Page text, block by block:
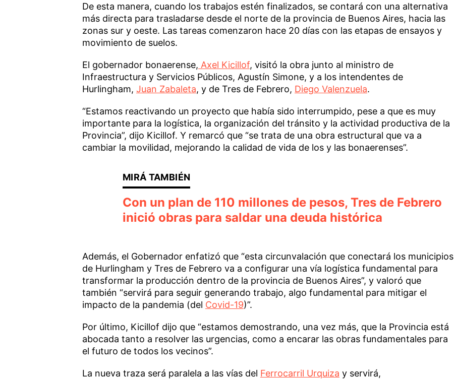
De esta manera, cuando los trabajos estén finalizados, se contará con una alternativa
más directa para trasladarse desde el norte de la provincia de Buenos Aires, hacia las
zonas sur y oeste. Las tareas comenzaron hace 20 días con las etapas de ensayos y
movimiento de suelos.
El gobernador bonaerense, Axel Kicillof, visitó la obra junto al ministro de
Infraestructura y Servicios Públicos, Agustín Simone, y a los intendentes de
Hurlingham, Juan Zabaleta, y de Tres de Febrero, Diego Valenzuela.
“Estamos reactivando un proyecto que había sido interrumpido, pese a que es muy
importante para la logística, la organización del tránsito y la actividad productiva de la
Provincia”, dijo Kicillof. Y remarcó que “se trata de una obra estructural que va a
cambiar la movilidad, mejorando la calidad de vida de los y las bonaerenses”.
Con un plan de 110 millones de pesos, Tres de Febrero
inició obras para saldar una deuda histórica
Además, el Gobernador enfatizó que “esta circunvalación que conectará los municipios
de Hurlingham y Tres de Febrero va a configurar una vía logística fundamental para
transformar la producción dentro de la provincia de Buenos Aires”, y valoró que
también “servirá para seguir generando trabajo, algo fundamental para mitigar el
impacto de la pandemia (del Covid-19)”.
Por último, Kicillof dijo que “estamos demostrando, una vez más, que la Provincia está
abocada tanto a resolver las urgencias, como a encarar las obras fundamentales para
el futuro de todos los vecinos”.
La nueva traza será paralela a las vías del Ferrocarril Urquiza y servirá,